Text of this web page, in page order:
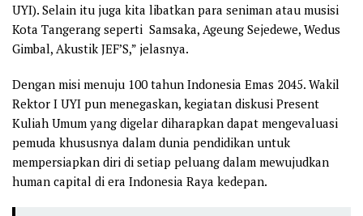
UYI). Selain itu juga kita libatkan para seniman atau musisi
Kota Tangerang seperti Samsaka, Ageung Sejedewe, Wedus
Gimbal, Akustik JEF’S,” jelasnya.
Dengan misi menuju 100 tahun Indonesia Emas 2045. Wakil
Rektor I UYI pun menegaskan, kegiatan diskusi Present
Kuliah Umum yang digelar diharapkan dapat mengevaluasi
pemuda khususnya dalam dunia pendidikan untuk
mempersiapkan diri di setiap peluang dalam mewujudkan
human capital di era Indonesia Raya kedepan.